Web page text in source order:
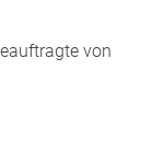
von